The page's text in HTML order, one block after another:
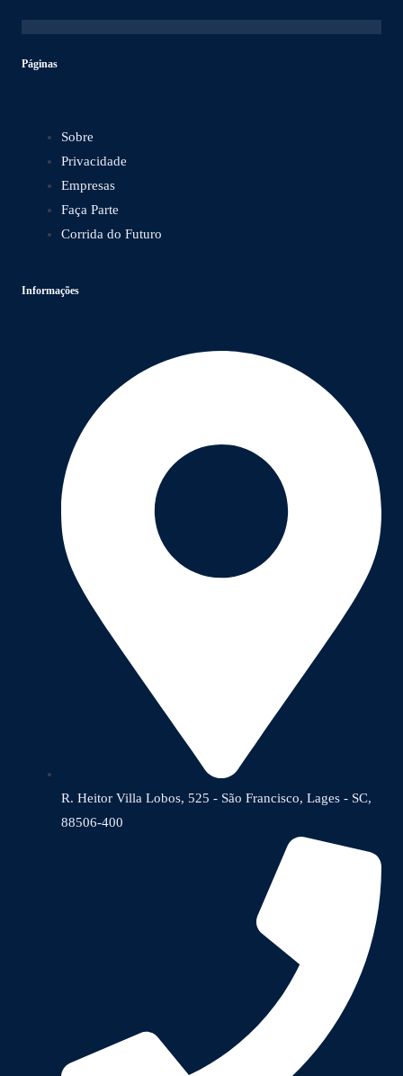
Páginas
Sobre
Privacidade
Empresas
Faça Parte
Corrida do Futuro
Informações
R. Heitor Villa Lobos, 525 - São Francisco, Lages - SC,
88506-400